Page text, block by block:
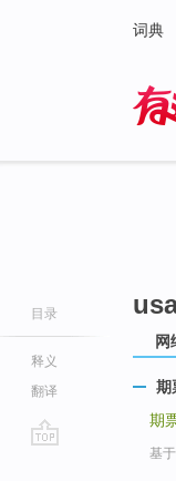
词典
目录
释义
翻译
网
期
期
基